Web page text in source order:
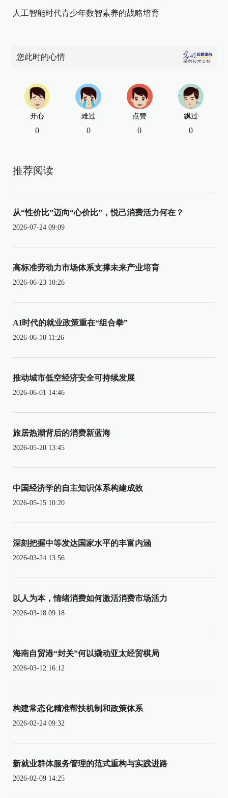
人工智能时代青少年数智素养的战略培育
您此时的心情
开心
0
难过
0
点赞
0
飘过
0
推荐阅读
从“性价比”迈向“心价比”，悦己消费活力何在？
2026-07-24 09:09
高标准劳动力市场体系支撑未来产业培育
2026-06-23 10:26
AI时代的就业政策重在“组合拳”
2026-06-10 11:26
推动城市低空经济安全可持续发展
2026-06-01 14:46
旅居热潮背后的消费新蓝海
2026-05-20 13:45
中国经济学的自主知识体系构建成效
2026-05-15 10:20
深刻把握中等发达国家水平的丰富内涵
2026-03-24 13:56
以人为本，情绪消费如何激活消费市场活力
2026-03-18 09:18
海南自贸港“封关”何以撬动亚太经贸棋局
2026-03-12 16:12
构建常态化精准帮扶机制和政策体系
2026-02-24 09:32
新就业群体服务管理的范式重构与实践进路
2026-02-09 14:25